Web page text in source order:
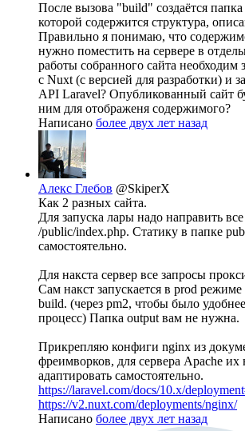
После вызова "build" создаётся
которой содержится структура,
Правильно я понимаю, что
нужно поместить на сервере в
работы собранного сайта
с Nuxt (с версией для разработки) и
API Laravel? Опубликованный сайт
ним для отображеня содержимого?
Написано более двух лет назад
Алекс Глебов @SkiperX
Как 2 разных сайта.
Для запуска лары надо направить
/public/index.php. Статику в папке
самостоятельно.
Для накста сервер все запросы
Сам накст запускается в prod
build. (через pm2, чтобы было
процесс) Папка output вам не нужна.
Прикрепляю конфиги nginx из
фреимворков, для сервера Apache их
адаптировать самостоятельно.
https://laravel.com/docs/10.x/
https://v2.nuxt.com/deployments/nginx/
Написано более двух лет назад